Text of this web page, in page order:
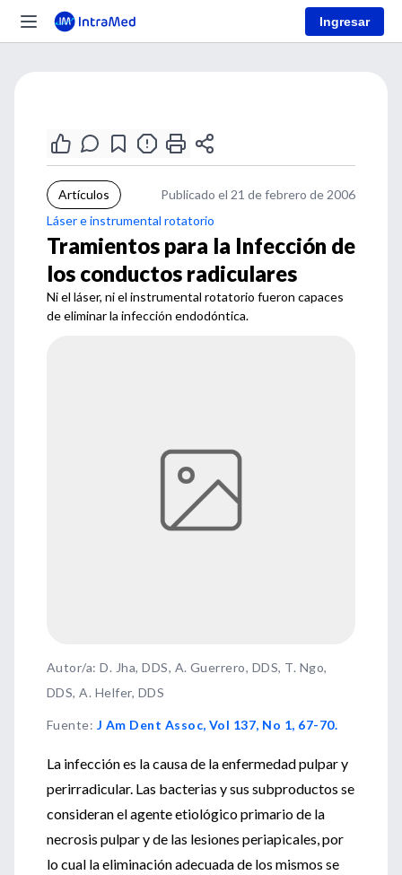
Ingresar
Artículos
Publicado el 21 de febrero de 2006
Láser e instrumental rotatorio
Tramientos para la Infección de
los conductos radiculares
Ni el láser, ni el instrumental rotatorio fueron capaces
de eliminar la infección endodóntica.
Autor/a: D. Jha, DDS, A. Guerrero, DDS, T. Ngo,
DDS, A. Helfer, DDS
Fuente: J Am Dent Assoc, Vol 137, No 1, 67-70.
La infección es la causa de la enfermedad pulpar y
perirradicular. Las bacterias y sus subproductos se
consideran el agente etiológico primario de la
necrosis pulpar y de las lesiones periapicales, por
lo cual la eliminación adecuada de los mismos se